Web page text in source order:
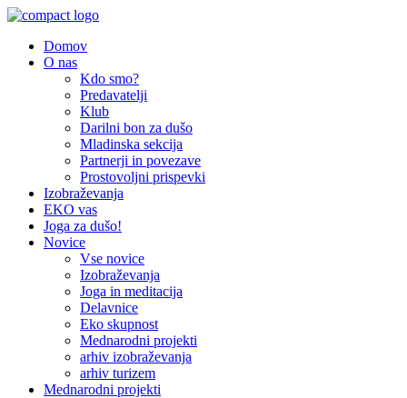
Domov
O nas
Kdo smo?
Predavatelji
Klub
Darilni bon za dušo
Mladinska sekcija
Partnerji in povezave
Prostovoljni prispevki
Izobraževanja
EKO vas
Joga za dušo!
Novice
Vse novice
Izobraževanja
Joga in meditacija
Delavnice
Eko skupnost
Mednarodni projekti
arhiv izobraževanja
arhiv turizem
Mednarodni projekti